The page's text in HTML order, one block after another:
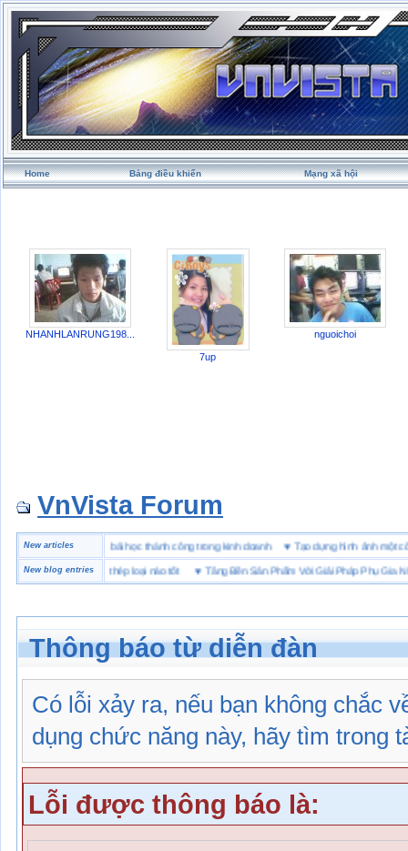
Home Bảng điều khiển Mạng xã hội
NHANHLANRUNG198...
7up
nguoichoi
VnVista Forum
New articles
biệt” của Microsoft ♥4 bài học thành công trong kinh doanh ♥Tạo dựng hình ảnh
New blog entries
hộ lót Kevlar và lót thép loại nào tốt♥ Tăng Bền Sản Phẩm Với Giải Pháp Phụ Gia Nhựa
Thông báo từ diễn đàn
Có lỗi xảy ra, nếu bạn không chắc
dụng chức năng này, hãy tìm trong
Lỗi được thông báo là: